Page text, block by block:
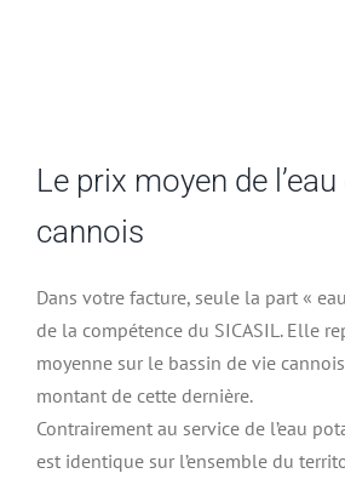
Le prix moyen de
cannois
Dans votre facture, seule la part «
de la compétence du SICASIL. Elle
moyenne sur le bassin de vie
montant de cette dernière.
Contrairement au service de l’eau
est identique sur l’ensemble du